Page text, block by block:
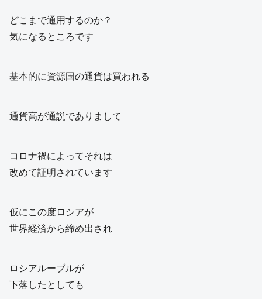
どこまで通用するのか？
気になるところです
基本的に資源国の通貨は買われる
通貨高が通説でありまして
コロナ禍によってそれは
改めて証明されています
仮にこの度ロシアが
世界経済から締め出され
ロシアルーブルが
下落したとしても